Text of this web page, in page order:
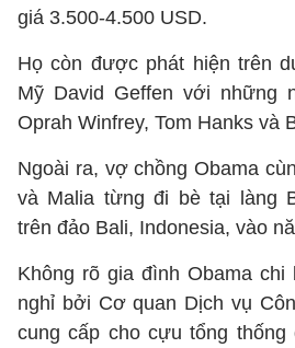
giá 3.500-4.500 USD.
Họ còn được phát hiện trên
Mỹ David Geffen với những
Oprah Winfrey, Tom Hanks và
Ngoài ra, vợ chồng Obama
và Malia từng đi bè tại làng
trên đảo Bali, Indonesia, vào
Không rõ gia đình Obama chi
nghỉ bởi Cơ quan Dịch vụ
cung cấp cho cựu tổng thống